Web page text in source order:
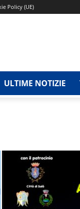
Policy (UE)
ULTIME NOTIZIE